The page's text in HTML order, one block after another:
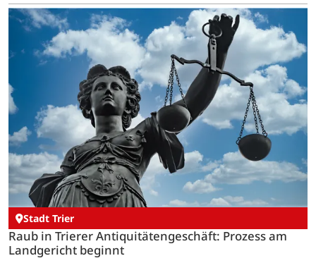
Stadt Trier
Raub in Trierer Antiquitätengeschäft: Prozess am
Landgericht beginnt